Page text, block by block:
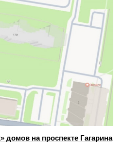
домов на проспекте Гагарина